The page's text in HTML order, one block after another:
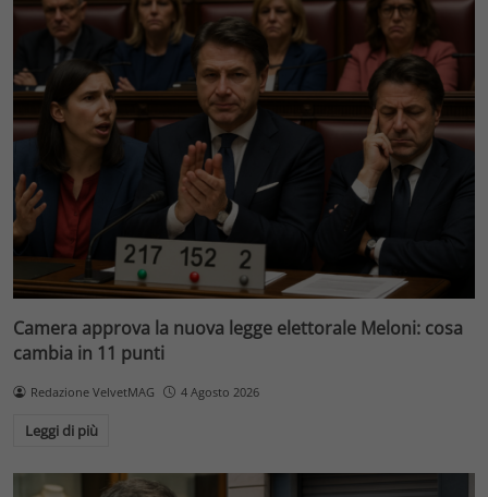
Camera approva la nuova legge elettorale Meloni: cosa
cambia in 11 punti
Redazione VelvetMAG 4 Agosto 2026
Leggi di più